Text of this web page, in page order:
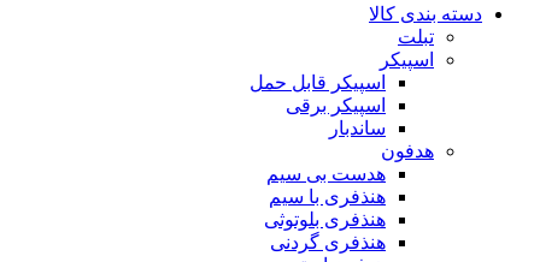
دسته بندی کالا
تبلت
اسپیکر
اسپیکر قابل حمل
اسپیکر برقی
ساندبار
هدفون
هدست بی سیم
هنذفری با سیم
هنذفری بلوتوثی
هنذفری گردنی